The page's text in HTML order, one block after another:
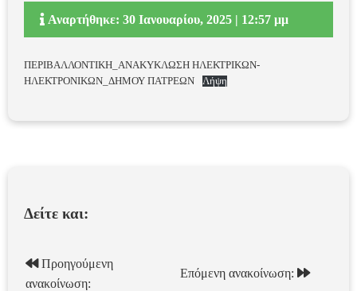
Αναρτήθηκε: 30 Ιανουαρίου, 2025 | 12:57 μμ
ΠΕΡΙΒΑΛΛΟΝΤΙΚΗ_ΑΝΑΚΥΚΛΩΣΗ ΗΛΕΚΤΡΙΚΩΝ-
ΗΛΕΚΤΡΟΝΙΚΩΝ_ΔΗΜΟΥ ΠΑΤΡΕΩΝ
Λήψη
Δείτε και:
Προηγούμενη
ανακοίνωση:
Επόμενη ανακοίνωση: